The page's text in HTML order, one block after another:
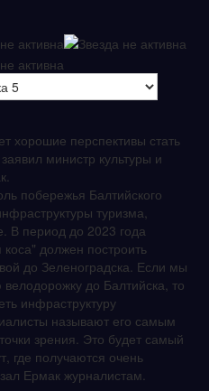
хорошие перспективы стать
министр культуры и
побережья Балтийского
туризма,
В период до 2023 года
должен построить
до Зеленоградска. Если мы
до Балтийска, то
инфраструктуру
называют его самым
зрения. Это будет самый
где получаются очень
Ермак журналистам.